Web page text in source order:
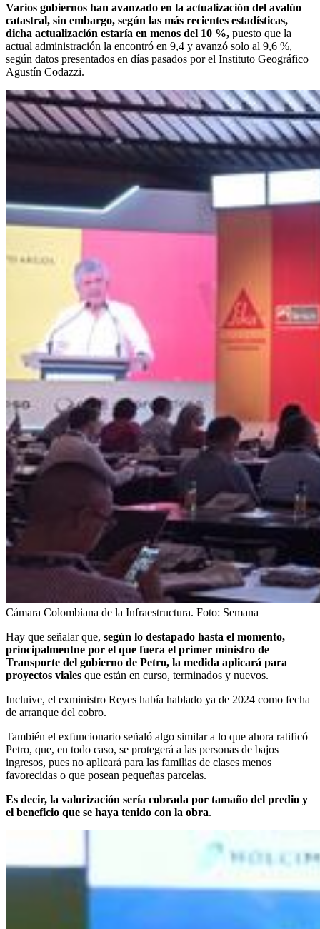
Varios gobiernos han avanzado en la actualización del avalúo
catastral, sin embargo, según las más recientes estadísticas,
dicha actualización estaría en menos del 10 %, puesto que la
actual administración la encontró en 9,4 y avanzó solo al 9,6 %,
según datos presentados en días pasados por el Instituto Geográfico
Agustín Codazzi.
Cámara Colombiana de la Infraestructura. Foto: Semana
Hay que señalar que, según lo destapado hasta el momento,
principalmentne por el que fuera el primer ministro de
Transporte del gobierno de Petro, la medida aplicará para
proyectos viales que están en curso, terminados y nuevos.
Incluive, el exministro Reyes había hablado ya de 2024 como fecha
de arranque del cobro.
También el exfuncionario señaló algo similar a lo que ahora ratificó
Petro, que, en todo caso, se protegerá a las personas de bajos
ingresos, pues no aplicará para las familias de clases menos
favorecidas o que posean pequeñas parcelas.
Es decir, la valorización sería cobrada por tamaño del predio y
el beneficio que se haya tenido con la obra.